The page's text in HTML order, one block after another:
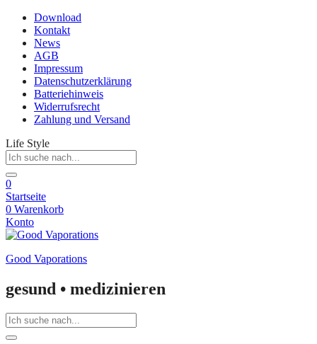
Download
Kontakt
News
AGB
Impressum
Datenschutzerklärung
Batteriehinweis
Widerrufsrecht
Zahlung und Versand
Life Style
0
Startseite
0 Warenkorb
Konto
Good Vaporations
gesund • medizinieren